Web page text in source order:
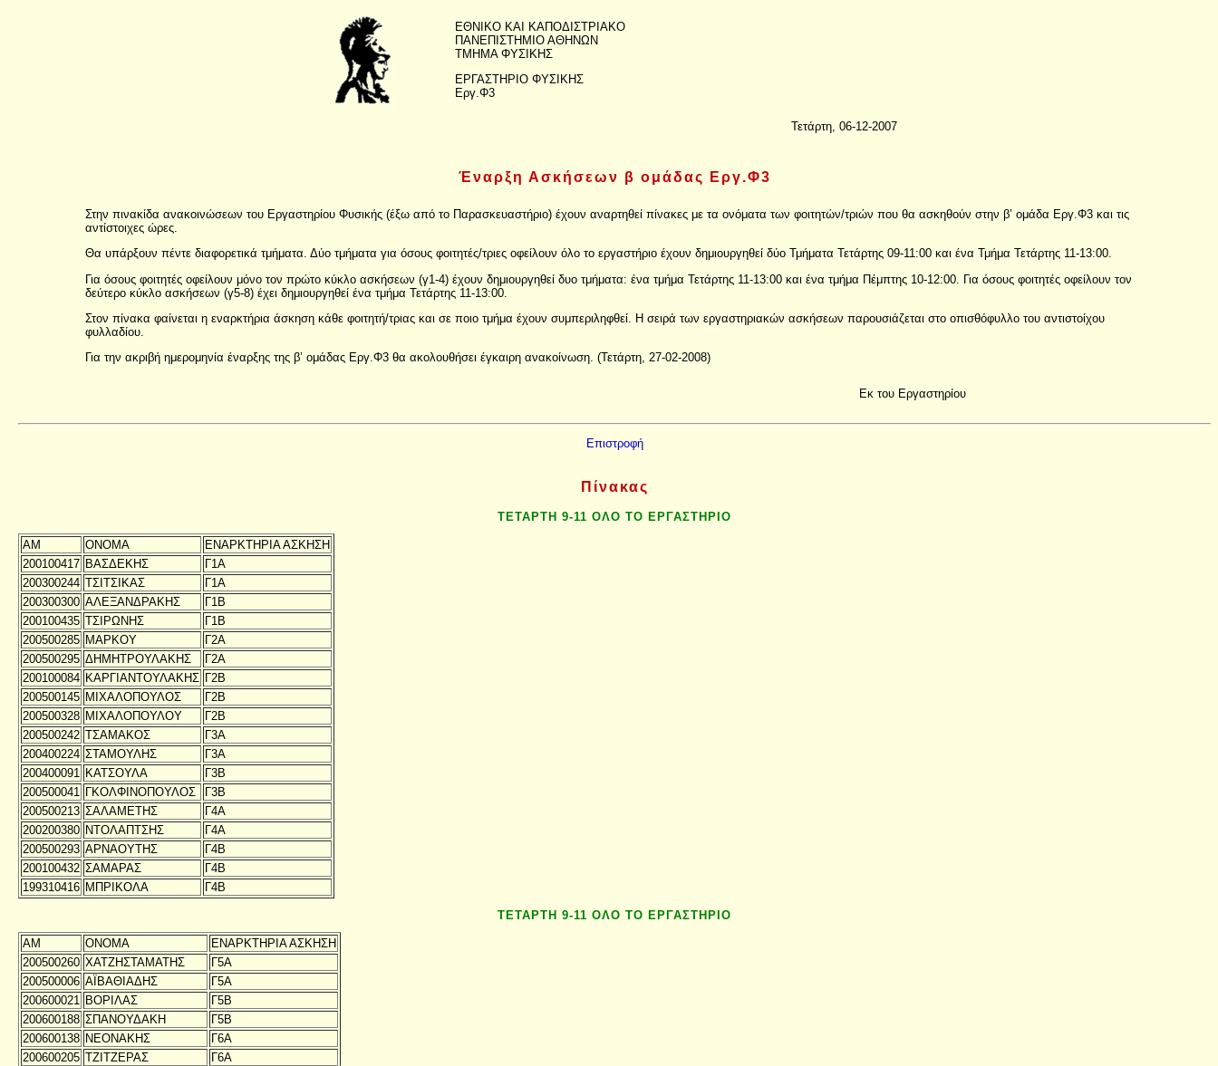
ΕΘΝΙΚΟ ΚΑΙ ΚΑΠΟΔΙΣΤΡΙΑΚΟ
ΠΑΝΕΠΙΣΤΗΜΙΟ ΑΘΗΝΩΝ
ΤΜΗΜΑ ΦΥΣΙΚΗΣ
ΕΡΓΑΣΤΗΡΙΟ ΦΥΣΙΚΗΣ
Εργ.Φ3
Τετάρτη, 06-12-2007
Έναρξη Ασκήσεων β ομάδας Εργ.Φ3
Στην πινακίδα ανακοινώσεων του Εργαστηρίου Φυσικής (έξω από το Παρασκευαστήριο) έχουν αναρτηθεί πίνακες με τα ονόματα των φοιτητών/τριών που θα ασκηθούν στην β’ ομάδα Εργ.Φ3 και τις
αντίστοιχες ώρες.
Θα υπάρξουν πέντε διαφορετικά τμήματα. Δύο τμήματα για όσους φοιτητές/τριες οφείλουν όλο το εργαστήριο έχουν δημιουργηθεί δύο Τμήματα Τετάρτης 09-11:00 και ένα Τμήμα Τετάρτης 11-13:00.
Για όσους φοιτητές οφείλουν μόνο τον πρώτο κύκλο ασκήσεων (γ1-4) έχουν δημιουργηθεί δυο τμήματα: ένα τμήμα Τετάρτης 11-13:00 και ένα τμήμα Πέμπτης 10-12:00. Για όσους φοιτητές οφείλουν τον
δεύτερο κύκλο ασκήσεων (γ5-8) έχει δημιουργηθεί ένα τμήμα Τετάρτης 11-13:00.
Στον πίνακα φαίνεται η εναρκτήρια άσκηση κάθε φοιτητή/τριας και σε ποιο τμήμα έχουν συμπεριληφθεί. Η σειρά των εργαστηριακών ασκήσεων παρουσιάζεται στο οπισθόφυλλο του αντιστοίχου
φυλλαδίου.
Για την ακριβή ημερομηνία έναρξης της β’ ομάδας Εργ.Φ3 θα ακολουθήσει έγκαιρη ανακοίνωση. (Τετάρτη, 27-02-2008)
Εκ του Εργαστηρίου
Επιστροφή
Πίνακας
ΤΕΤΑΡΤΗ 9-11 ΟΛΟ ΤΟ ΕΡΓΑΣΤΗΡΙΟ
ΑΜ ΟΝΟΜΑ
ΕΝΑΡΚΤΗΡΙΑ ΑΣΚΗΣΗ
200100417 ΒΑΣΔΕΚΗΣ
Γ1Α
200300244 ΤΣΙΤΣΙΚΑΣ
Γ1Α
200300300 ΑΛΕΞΑΝΔΡΑΚΗΣ
Γ1Β
200100435 ΤΣΙΡΩΝΗΣ
Γ1Β
200500285 ΜΑΡΚΟΥ
Γ2Α
200500295 ΔΗΜΗΤΡΟΥΛΑΚΗΣ
Γ2Α
200100084 ΚΑΡΓΙΑΝΤΟΥΛΑΚΗΣ Γ2Β
200500145 ΜΙΧΑΛΟΠΟΥΛΟΣ
Γ2Β
200500328 ΜΙΧΑΛΟΠΟΥΛΟΥ
Γ2Β
200500242 ΤΣΑΜΑΚΟΣ
Γ3Α
200400224 ΣΤΑΜΟΥΛΗΣ
Γ3Α
200400091 ΚΑΤΣΟΥΛΑ
Γ3Β
200500041 ΓΚΟΛΦΙΝΟΠΟΥΛΟΣ
Γ3Β
200500213 ΣΑΛΑΜΕΤΗΣ
Γ4Α
200200380 ΝΤΟΛΑΠΤΣΗΣ
Γ4Α
200500293 ΑΡΝΑΟΥΤΗΣ
Γ4Β
200100432 ΣΑΜΑΡΑΣ
Γ4Β
199310416 ΜΠΡΙΚΟΛΑ Γ4Β
ΤΕΤΑΡΤΗ 9-11 ΟΛΟ ΤΟ ΕΡΓΑΣΤΗΡΙΟ
ΑΜ ΟΝΟΜΑ
ΕΝΑΡΚΤΗΡΙΑ ΑΣΚΗΣΗ
200500260 ΧΑΤΖΗΣΤΑΜΑΤΗΣ
Γ5Α
200500006 ΑΪΒΑΘΙΑΔΗΣ
Γ5Α
200600021 ΒΟΡΙΛΑΣ
Γ5Β
200600188 ΣΠΑΝΟΥΔΑΚΗ
Γ5Β
200600138 ΝΕΟΝΑΚΗΣ
Γ6Α
200600205 ΤΖΙΤΖΕΡΑΣ
Γ6Α